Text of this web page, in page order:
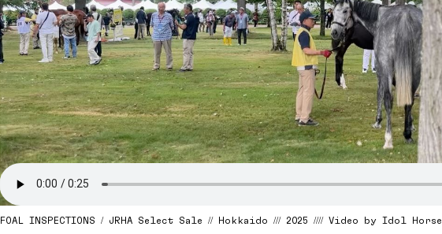
FOAL INSPECTIONS / JRHA Select Sale // Hokkaido /// 2025 //// Video by Idol Horse